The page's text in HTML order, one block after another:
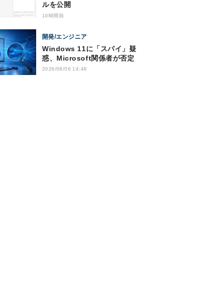
ルを公開
10時間前
開発/エンジニア
Windows 11に「スパイ」疑
惑、Microsoft関係者が否定
2026/08/06 14:48